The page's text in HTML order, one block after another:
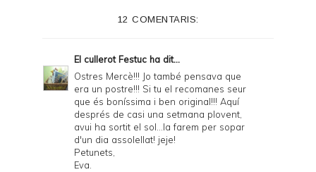
12 COMENTARIS:
El cullerot Festuc ha dit...
Ostres Mercè!!! Jo també pensava que
era un postre!!! Si tu el recomanes seur
que és boníssima i ben original!!! Aquí
després de casi una setmana plovent,
avui ha sortit el sol...la farem per sopar
d'un dia assolellat! jeje!
Petunets,
Eva.